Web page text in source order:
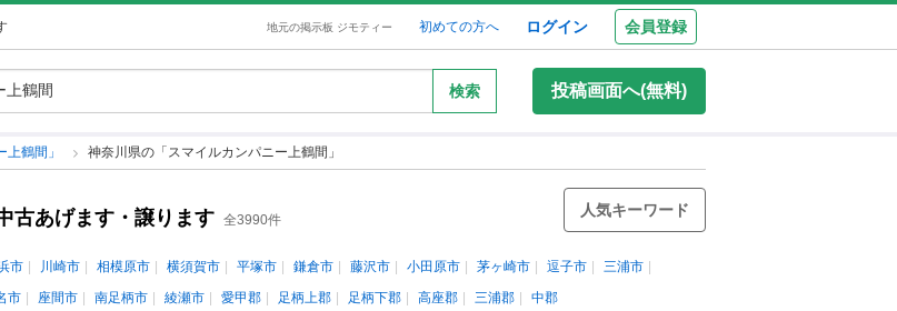
地元の掲示板 ジモティー 初めての方へ ログイン 会員登録
検索 投稿画面へ(無料)
上鶴間」 神奈川県の「スマイルカンパニー上鶴間」
古あげます・譲ります 全3990件
人気キーワード
市 川崎市 相模原市 横須賀市 平塚市 鎌倉市 藤沢市 小田原市 茅ヶ崎市 逗子市
三浦市
市 座間市 南足柄市 綾瀬市 愛甲郡 足柄上郡 足柄下郡 高座郡 三浦郡 中郡